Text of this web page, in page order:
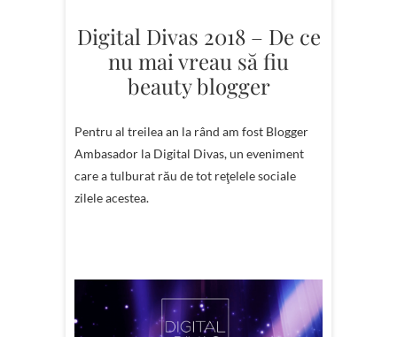
Digital Divas 2018 – De ce
nu mai vreau să fiu
beauty blogger
Pentru al treilea an la rând am fost Blogger
Ambasador la Digital Divas, un eveniment
care a tulburat rău de tot reţelele sociale
zilele acestea.